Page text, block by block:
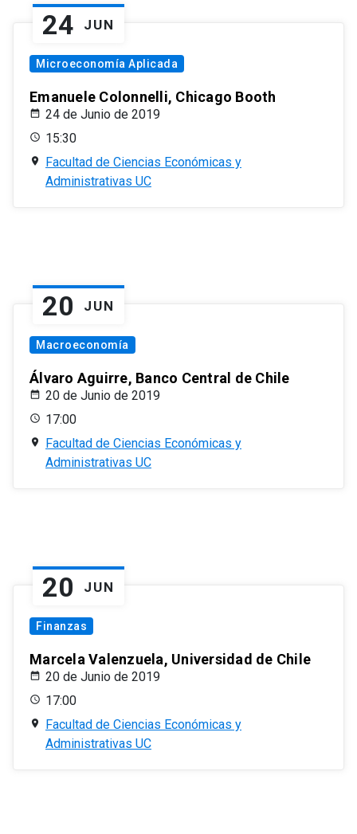
24 JUN
Microeconomía Aplicada
Emanuele Colonnelli, Chicago Booth
24 de Junio de 2019
15:30
Facultad de Ciencias Económicas y
Administrativas UC
20 JUN
Macroeconomía
Álvaro Aguirre, Banco Central de Chile
20 de Junio de 2019
17:00
Facultad de Ciencias Económicas y
Administrativas UC
20 JUN
Finanzas
Marcela Valenzuela, Universidad de Chile
20 de Junio de 2019
17:00
Facultad de Ciencias Económicas y
Administrativas UC